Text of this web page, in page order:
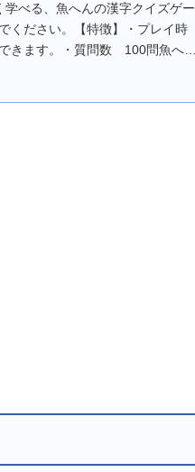
べる、魚へんの漢字クイズゲー
ください。【特徴】・プレイ時
きます。・質問数 100問魚へん